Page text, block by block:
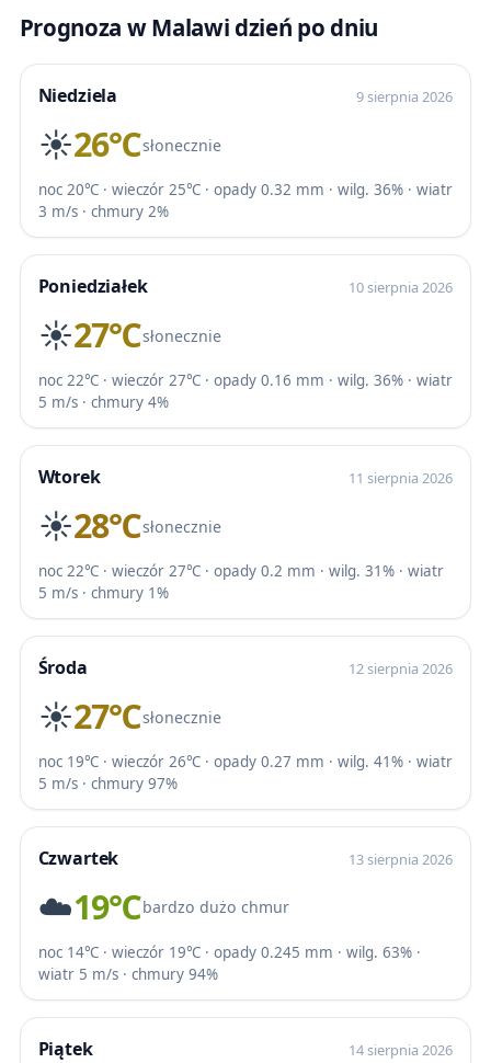
Prognoza w Malawi dzień po dniu
Niedziela 9 sierpnia 2026
☀️26℃słonecznie
noc 20℃ · wieczór 25℃ · opady 0.32 mm · wilg. 36% · wiatr
3 m/s · chmury 2%
Poniedziałek 10 sierpnia 2026
☀️27℃słonecznie
noc 22℃ · wieczór 27℃ · opady 0.16 mm · wilg. 36% · wiatr
5 m/s · chmury 4%
Wtorek 11 sierpnia 2026
☀️28℃słonecznie
noc 22℃ · wieczór 27℃ · opady 0.2 mm · wilg. 31% · wiatr
5 m/s · chmury 1%
Środa 12 sierpnia 2026
☀️27℃słonecznie
noc 19℃ · wieczór 26℃ · opady 0.27 mm · wilg. 41% · wiatr
5 m/s · chmury 97%
Czwartek 13 sierpnia 2026
☁️19℃bardzo dużo chmur
noc 14℃ · wieczór 19℃ · opady 0.245 mm · wilg. 63% ·
wiatr 5 m/s · chmury 94%
Piątek 14 sierpnia 2026